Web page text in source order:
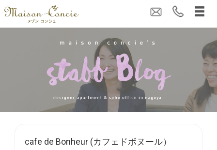
cafe de Bonheur (カフェドボヌール）